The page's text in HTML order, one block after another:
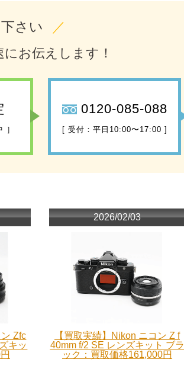
さい ／
お伝えします！
］
0120-085-088
[ 受付：平日10:00〜17:00 ]
Zfc
キッ
2026/02/03
【買取実績】Nikon ニコン Z f
40mm f/2 SE レンズキット ブラ
ック：買取価格161,000円